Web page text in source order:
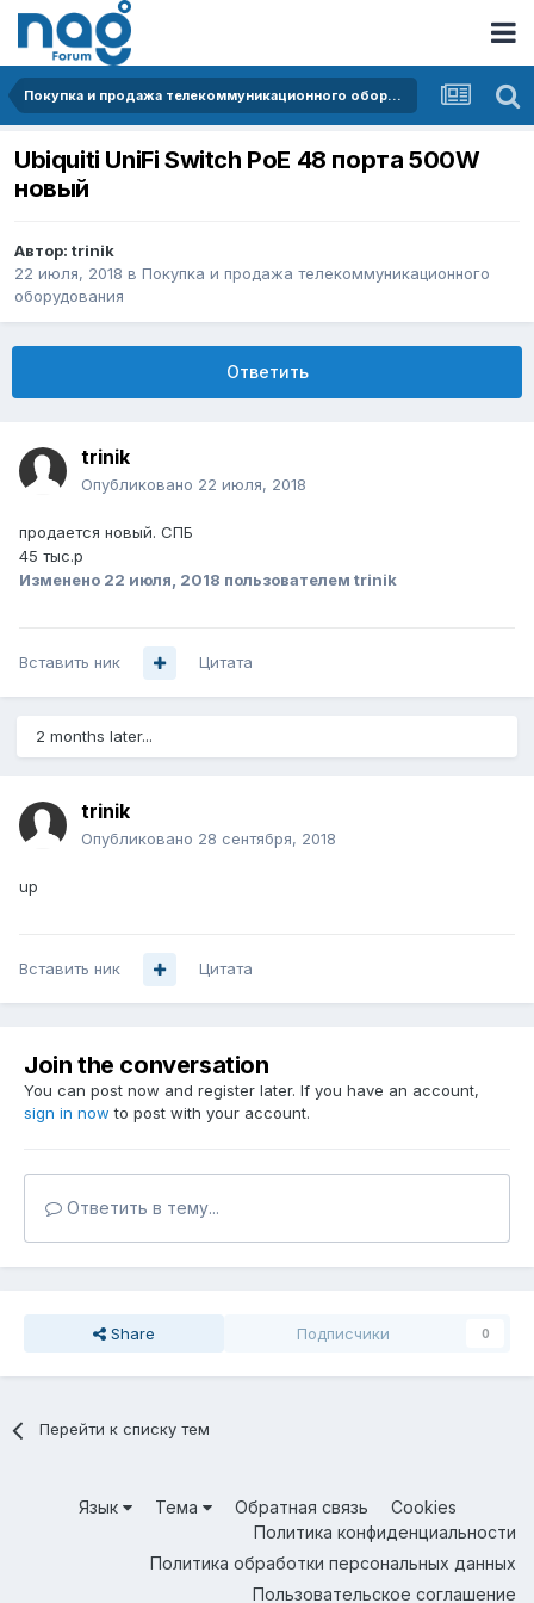
Покупка и продажа телекоммуникационного оборудования
Ubiquiti UniFi Switch PoE 48 порта 500W
новый
Автор: trinik
22 июля, 2018 в Покупка и продажа телекоммуникационного
оборудования
Ответить
trinik
Опубликовано 22 июля, 2018
продается новый. СПБ
45 тыс.р
Изменено 22 июля, 2018 пользователем trinik
Вставить ник Цитата
2 months later...
trinik
Опубликовано 28 сентября, 2018
up
Вставить ник Цитата
Join the conversation
You can post now and register later. If you have an account,
sign in now to post with your account.
Ответить в тему...
Share Подписчики 0
Перейти к списку тем
Язык Тема Обратная связь
Cookies
Политика конфиденциальности
Политика обработки персональных данных
Пользовательское соглашение